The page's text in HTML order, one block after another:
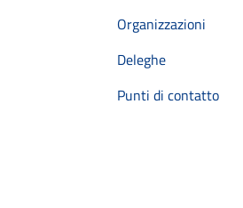
Organizzazioni
Deleghe
Punti di contatto